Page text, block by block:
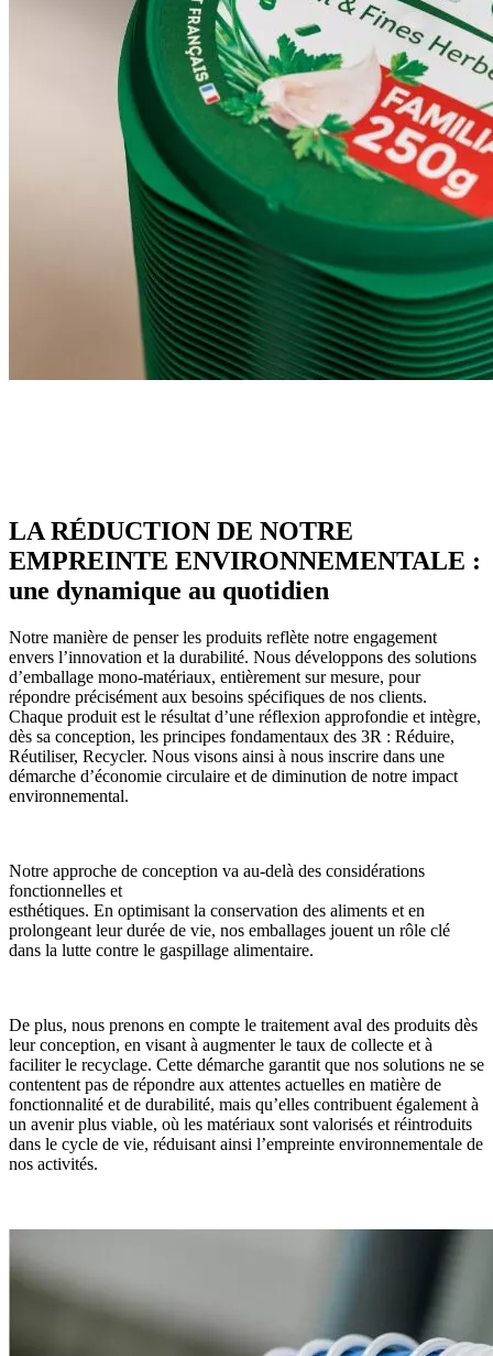
LA RÉDUCTION DE NOTRE
EMPREINTE ENVIRONNEMENTALE :
une dynamique au quotidien
Notre manière de penser les produits reflète notre engagement
envers l’innovation et la durabilité. Nous développons des solutions
d’emballage mono-matériaux, entièrement sur mesure, pour
répondre précisément aux besoins spécifiques de nos clients.
Chaque produit est le résultat d’une réflexion approfondie et intègre,
dès sa conception, les principes fondamentaux des 3R : Réduire,
Réutiliser, Recycler. Nous visons ainsi à nous inscrire dans une
démarche d’économie circulaire et de diminution de notre impact
environnemental.
Notre approche de conception va au-delà des considérations
fonctionnelles et
esthétiques. En optimisant la conservation des aliments et en
prolongeant leur durée de vie, nos emballages jouent un rôle clé
dans la lutte contre le gaspillage alimentaire.
De plus, nous prenons en compte le traitement aval des produits dès
leur conception, en visant à augmenter le taux de collecte et à
faciliter le recyclage. Cette démarche garantit que nos solutions ne se
contentent pas de répondre aux attentes actuelles en matière de
fonctionnalité et de durabilité, mais qu’elles contribuent également à
un avenir plus viable, où les matériaux sont valorisés et réintroduits
dans le cycle de vie, réduisant ainsi l’empreinte environnementale de
nos activités.